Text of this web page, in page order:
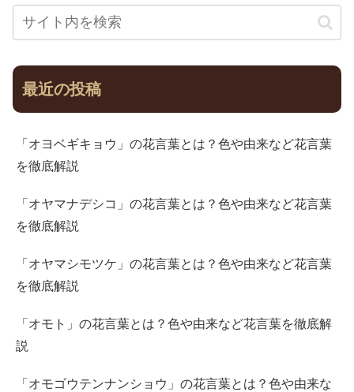
最近の投稿
「オヨベギキョウ」の花言葉とは？色や由来など花言葉
を徹底解説
「オヤマナデシコ」の花言葉とは？色や由来など花言葉
を徹底解説
「オヤマシモツケ」の花言葉とは？色や由来など花言葉
を徹底解説
「オモト」の花言葉とは？色や由来など花言葉を徹底解
説
「オモゴウテンナンショウ」の花言葉とは？色や由来な